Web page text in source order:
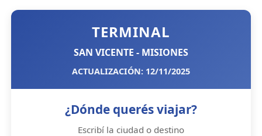
TERMINAL
SAN VICENTE - MISIONES
ACTUALIZACIÓN: 12/11/2025
¿Dónde querés viajar?
Escribí la ciudad o destino